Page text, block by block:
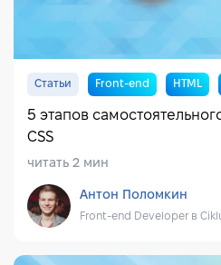
Статьи Front-end HTML
5 этапов
CSS
читать 2 мин
Антон Поломкин
Front-end Developer в